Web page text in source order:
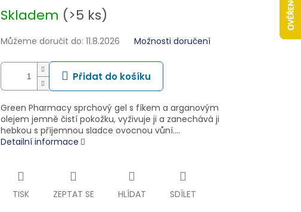
cena:
Skladem (>5 ks)
Můžeme doručit do: 11.8.2026 Možnosti doručení
Přidat do košíku
Green Pharmacy sprchový gel s fíkem a arganovým
olejem jemně čistí pokožku, vyživuje ji a zanechává ji
hebkou s příjemnou sladce ovocnou vůní.…
Detailní informace
TISK ZEPTAT SE HLÍDAT SDÍLET